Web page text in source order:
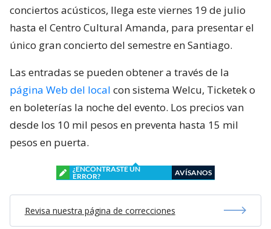
conciertos acústicos, llega este viernes 19 de julio
hasta el Centro Cultural Amanda, para presentar el
único gran concierto del semestre en Santiago.
Las entradas se pueden obtener a través de la
página Web del local con sistema Welcu, Ticketek o
en boleterías la noche del evento. Los precios van
desde los 10 mil pesos en preventa hasta 15 mil
pesos en puerta.
¿ENCONTRASTE UN
ERROR?
AVÍSANOS
Revisa nuestra página de correcciones